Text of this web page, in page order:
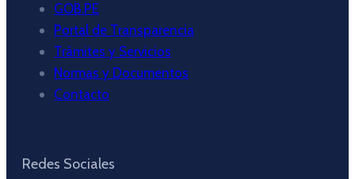
GOB.PE
Portal de Transparencia
Trámites y Servicios
Normas y Documentos
Contacto
Redes Sociales